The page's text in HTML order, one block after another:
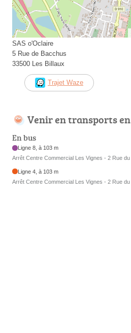
SAS o'Oclaire
5 Rue de Bacchus
33500 Les Billaux
Trajet Waze
Venir en transports
En bus
Ligne 8, à 103 m
Arrêt Centre Commercial Les Vignes - 2 Rue
Ligne 4, à 103 m
Arrêt Centre Commercial Les Vignes - 2 Rue